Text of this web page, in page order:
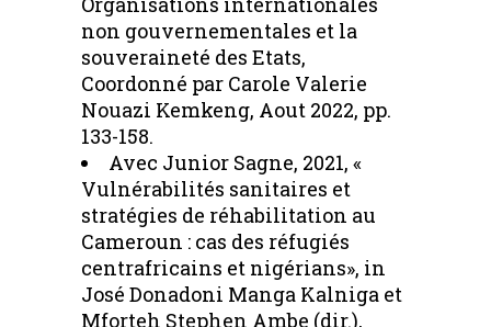
non gouvernementales et la
souveraineté des Etats,
Coordonné par Carole Valerie
Nouazi Kemkeng, Aout 2022, pp.
133-158.
Avec Junior Sagne, 2021, «
Vulnérabilités sanitaires et
stratégies de réhabilitation au
Cameroun : cas des réfugiés
centrafricains et nigérians», in
José Donadoni Manga Kalniga et
Mforteh Stephen Ambe (dir.),